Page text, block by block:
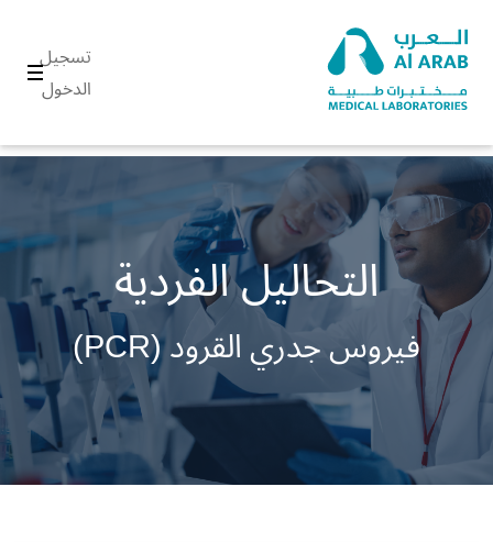
تسجيل
الدخول
التحاليل الفردية
فيروس جدري القرود (PCR)